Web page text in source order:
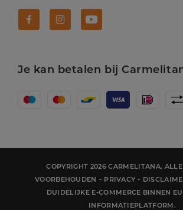
Je kan betalen bij
COPYRIGHT 2026 CARMELITANA. ALLE
VOORBEHOUDEN - PRIVACY -
DUIDELIJKE E-COMMERCE BINNEN
INFORMATIEPLATFORM.